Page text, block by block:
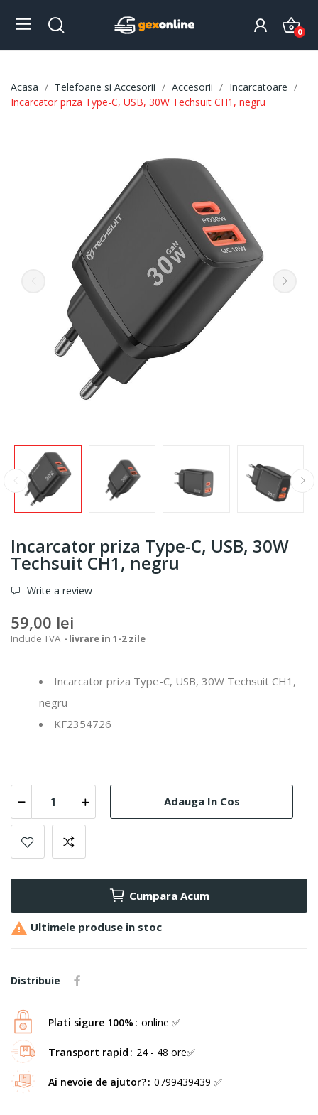
0
Acasa Telefoane si Accesorii Accesorii
Incarcatoare
Incarcator priza Type-C, USB, 30W Techsuit CH1, negru
Incarcator priza Type-C, USB, 30W
Techsuit CH1, negru
Write a review
59,00 lei
Include TVA livrare in 1-2 zile
Incarcator priza Type-C, USB, 30W Techsuit CH1,
negru
KF2354726
Adauga In Cos
Cumpara Acum
 Ultimele produse in stoc
Distribuie
Plati sigure 100% online ✅
Transport rapid 24 - 48 ore✅
Ai nevoie de ajutor? 0799439439 ✅